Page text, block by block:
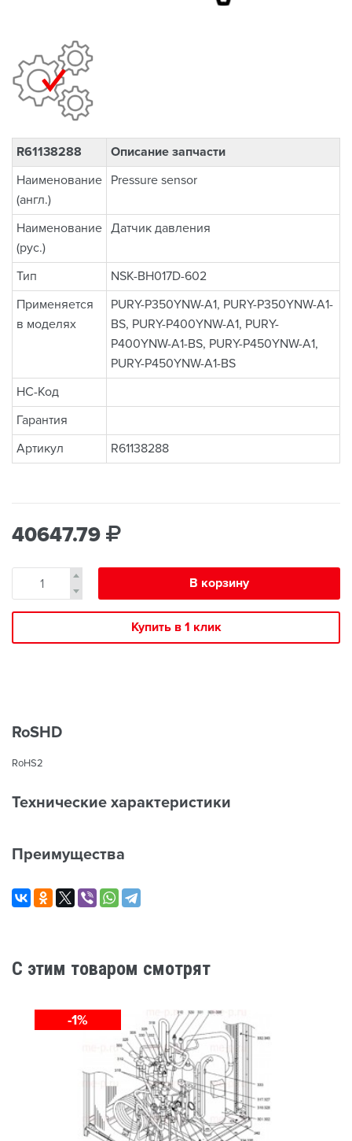
R61138288
Описание запчасти
Наименование
(англ.)
Pressure sensor
Наименование
(рус.)
Датчик давления
Тип
NSK-BH017D-602
Применяется
в моделях
PURY-P350YNW-A1, PURY-P350YNW-A1-
BS, PURY-P400YNW-A1, PURY-
P400YNW-A1-BS, PURY-P450YNW-A1,
PURY-P450YNW-A1-BS
НС-Код
Гарантия
Артикул
R61138288
40647.79
В корзину
Купить в 1 клик
RoSHD
RoHS2
Технические характеристики
Преимущества
C этим товаром смотрят
-1%